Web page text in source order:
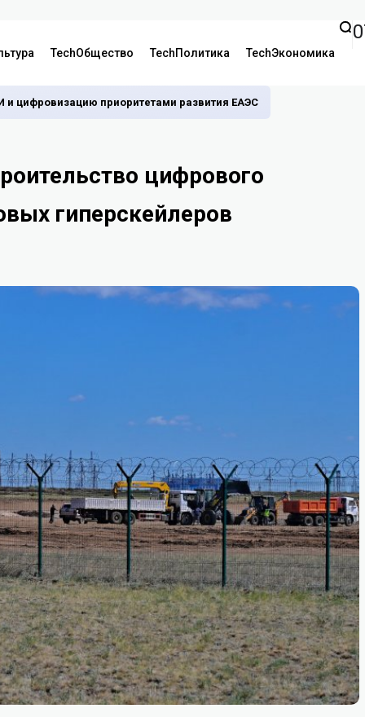
TechОбщество TechПолитика TechЭкономика
и цифровизацию приоритетами развития ЕАЭС
цифрового
гиперскейлеров